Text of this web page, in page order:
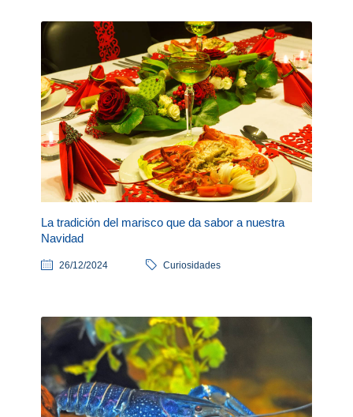
La tradición del marisco que da sabor a nuestra
Navidad
26/12/2024 Curiosidades